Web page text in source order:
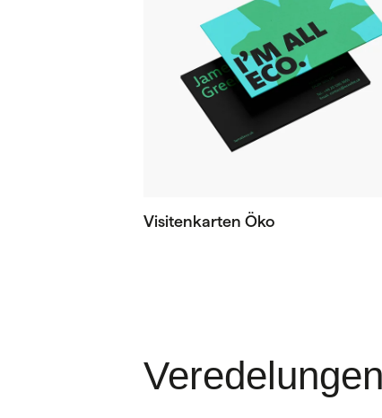
Visitenkarten Öko